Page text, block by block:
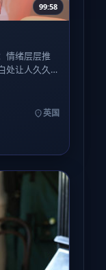
99:58
情绪层层推
处让人久久
英国